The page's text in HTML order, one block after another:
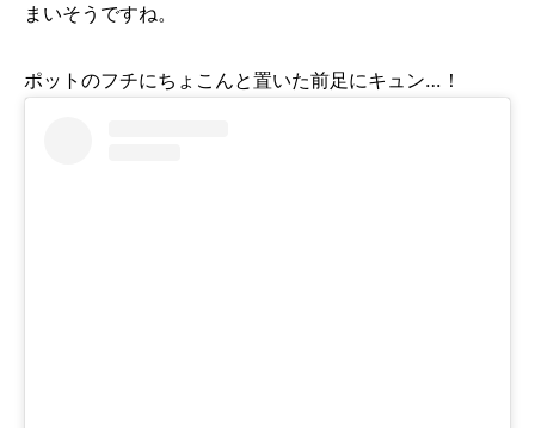
まいそうですね。
ポットのフチにちょこんと置いた前足にキュン…！